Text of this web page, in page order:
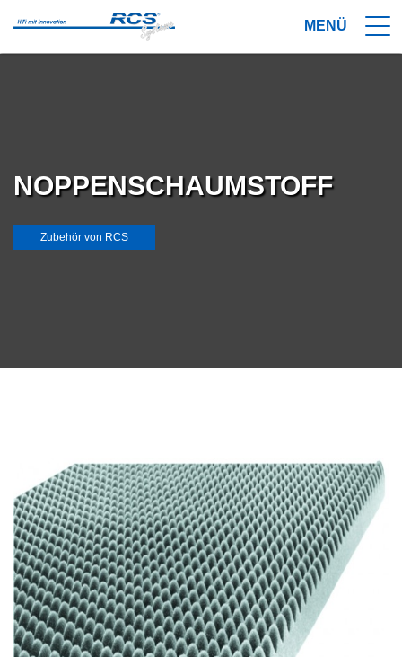
NOPPENSCHAUMSTOFF
Zubehör von RCS